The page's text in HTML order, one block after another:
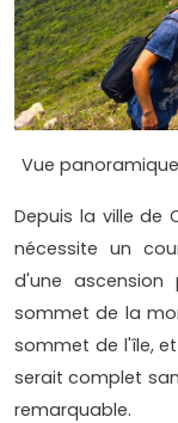
Vue
Depuis la ville de
nécessite un
d'une ascension
sommet de la
sommet de l'île,
serait complet
remarquable.